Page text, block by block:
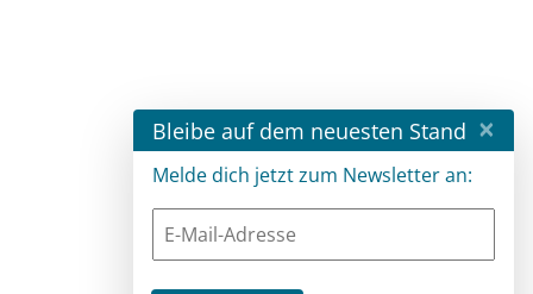
Bleibe auf dem neuesten Stand ×
Melde dich jetzt zum Newsletter an: